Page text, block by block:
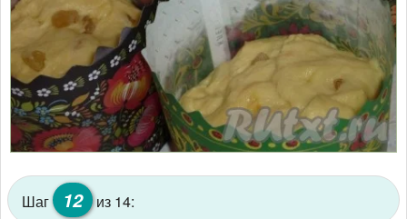
Шаг 12 из 14: